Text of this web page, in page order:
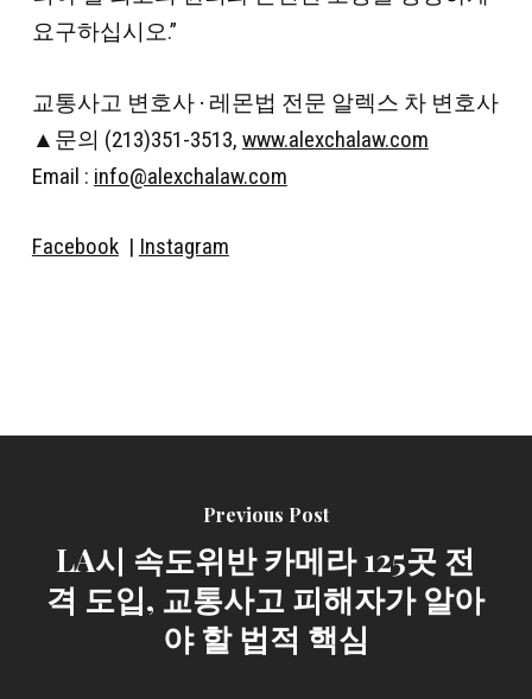
요구하십시오.”
교통사고 변호사 · 레몬법 전문 알렉스 차 변호사
▲문의 (213)351-3513, www.alexchalaw.com
Email : info@alexchalaw.com
Facebook| Instagram
Previous Post
LA시 속도위반 카메라 125곳 전
격 도입, 교통사고 피해자가 알아
야 할 법적 핵심